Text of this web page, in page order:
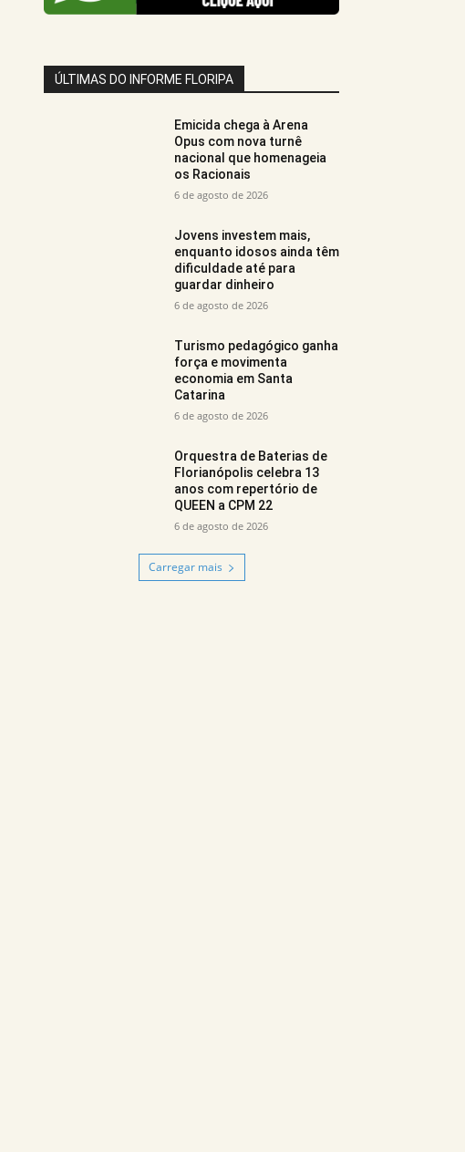
ÚLTIMAS DO INFORME FLORIPA
Emicida chega à Arena
Opus com nova turnê
nacional que homenageia
os Racionais
6 de agosto de 2026
Jovens investem mais,
enquanto idosos ainda têm
dificuldade até para
guardar dinheiro
6 de agosto de 2026
Turismo pedagógico ganha
força e movimenta
economia em Santa
Catarina
6 de agosto de 2026
Orquestra de Baterias de
Florianópolis celebra 13
anos com repertório de
QUEEN a CPM 22
6 de agosto de 2026
Carregar mais